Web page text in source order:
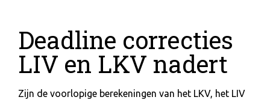
Deadline correcties
LIV en LKV nadert
Zijn de voorlopige berekeningen van het LKV, het LIV